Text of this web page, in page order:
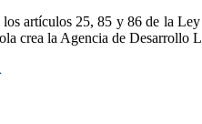
artículos 25, 85 y 86 de la
crea la Agencia de